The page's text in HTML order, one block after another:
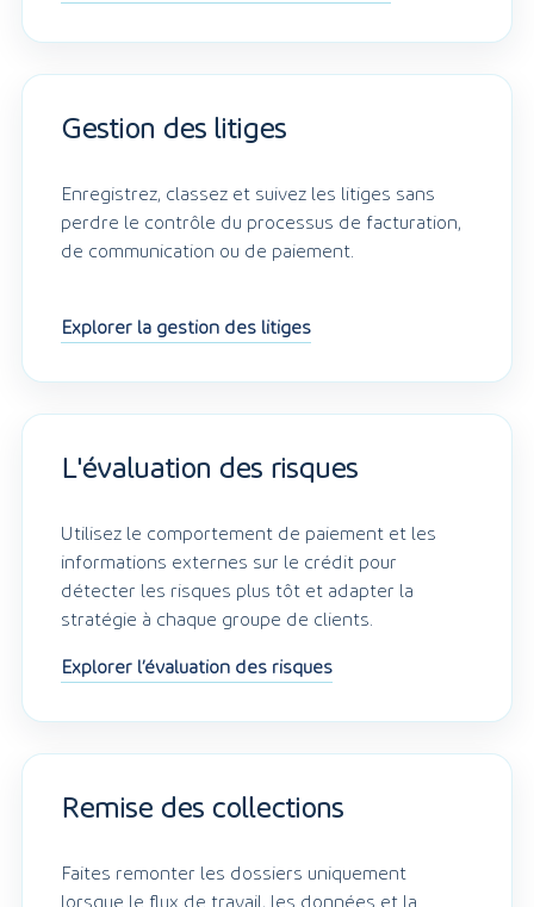
Gestion des litiges
Enregistrez, classez et suivez les litiges sans
perdre le contrôle du processus de facturation,
de communication ou de paiement.
Explorer la gestion des litiges
L'évaluation des risques
Utilisez le comportement de paiement et les
informations externes sur le crédit pour
détecter les risques plus tôt et adapter la
stratégie à chaque groupe de clients.
Explorer l’évaluation des risques
Remise des collections
Faites remonter les dossiers uniquement
lorsque le flux de travail, les données et la